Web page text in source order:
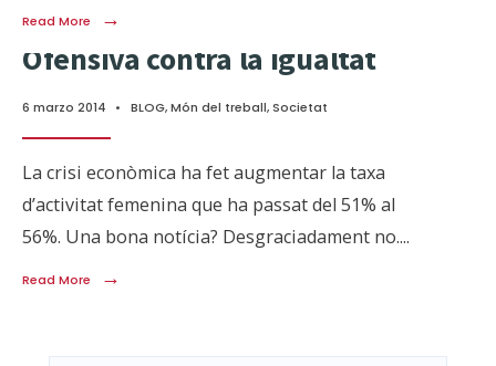
Read More →
Ofensiva contra la igualtat
6 marzo 2014 • BLOG,Món del treball,Societat
La crisi econòmica ha fet augmentar la taxa
d’activitat femenina que ha passat del 51% al
56%. Una bona notícia? Desgraciadament no....
Read More →